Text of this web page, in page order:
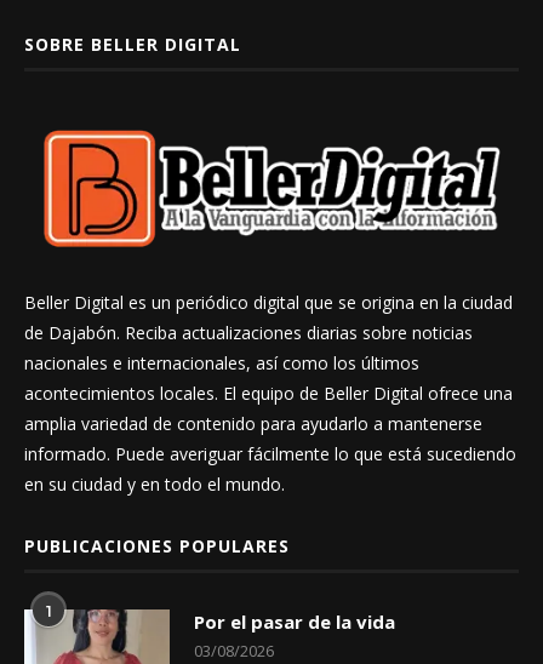
SOBRE BELLER DIGITAL
Beller Digital es un periódico digital que se origina en la ciudad
de Dajabón. Reciba actualizaciones diarias sobre noticias
nacionales e internacionales, así como los últimos
acontecimientos locales. El equipo de Beller Digital ofrece una
amplia variedad de contenido para ayudarlo a mantenerse
informado. Puede averiguar fácilmente lo que está sucediendo
en su ciudad y en todo el mundo.
PUBLICACIONES POPULARES
1 Por el pasar de la vida
03/08/2026